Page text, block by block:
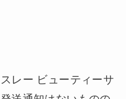
レー ビューティーサ